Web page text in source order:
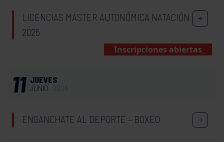
LICENCIAS MÁSTER AUTONÓMICA NATACIÓN
2025
Inscripciones abiertas
11 JUEVES
JUNIO
ENGANCHATE AL DEPORTE – BOXEO